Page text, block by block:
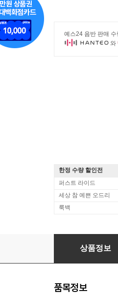
예스24 음반 판매 수
와
한정 수량 할인전
퍼스트 라이드
세상 참 예쁜 오드리
룩백
Luca Scandali
상품정보
품목정보